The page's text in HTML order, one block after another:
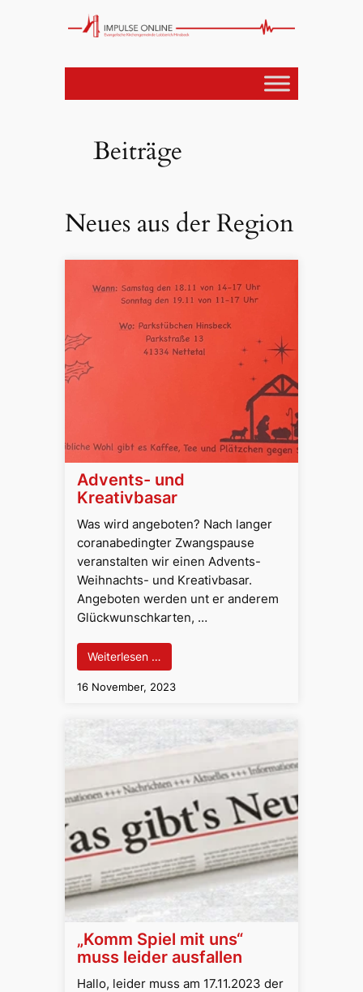
Beiträge
Neues aus der Region
Advents- und
Kreativbasar
Was wird angeboten? Nach langer
coranabedingter Zwangspause
veranstalten wir einen Advents-
Weihnachts- und Kreativbasar.
Angeboten werden unt er anderem
Glückwunschkarten, …
Weiterlesen …
16 November, 2023
„Komm Spiel mit uns“
muss leider ausfallen
Hallo, leider muss am 17.11.2023 der